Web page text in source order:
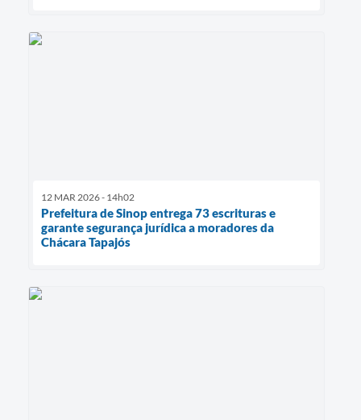
12 MAR 2026 - 14h02
Prefeitura de Sinop entrega 73 escrituras e
garante segurança jurídica a moradores da
Chácara Tapajós